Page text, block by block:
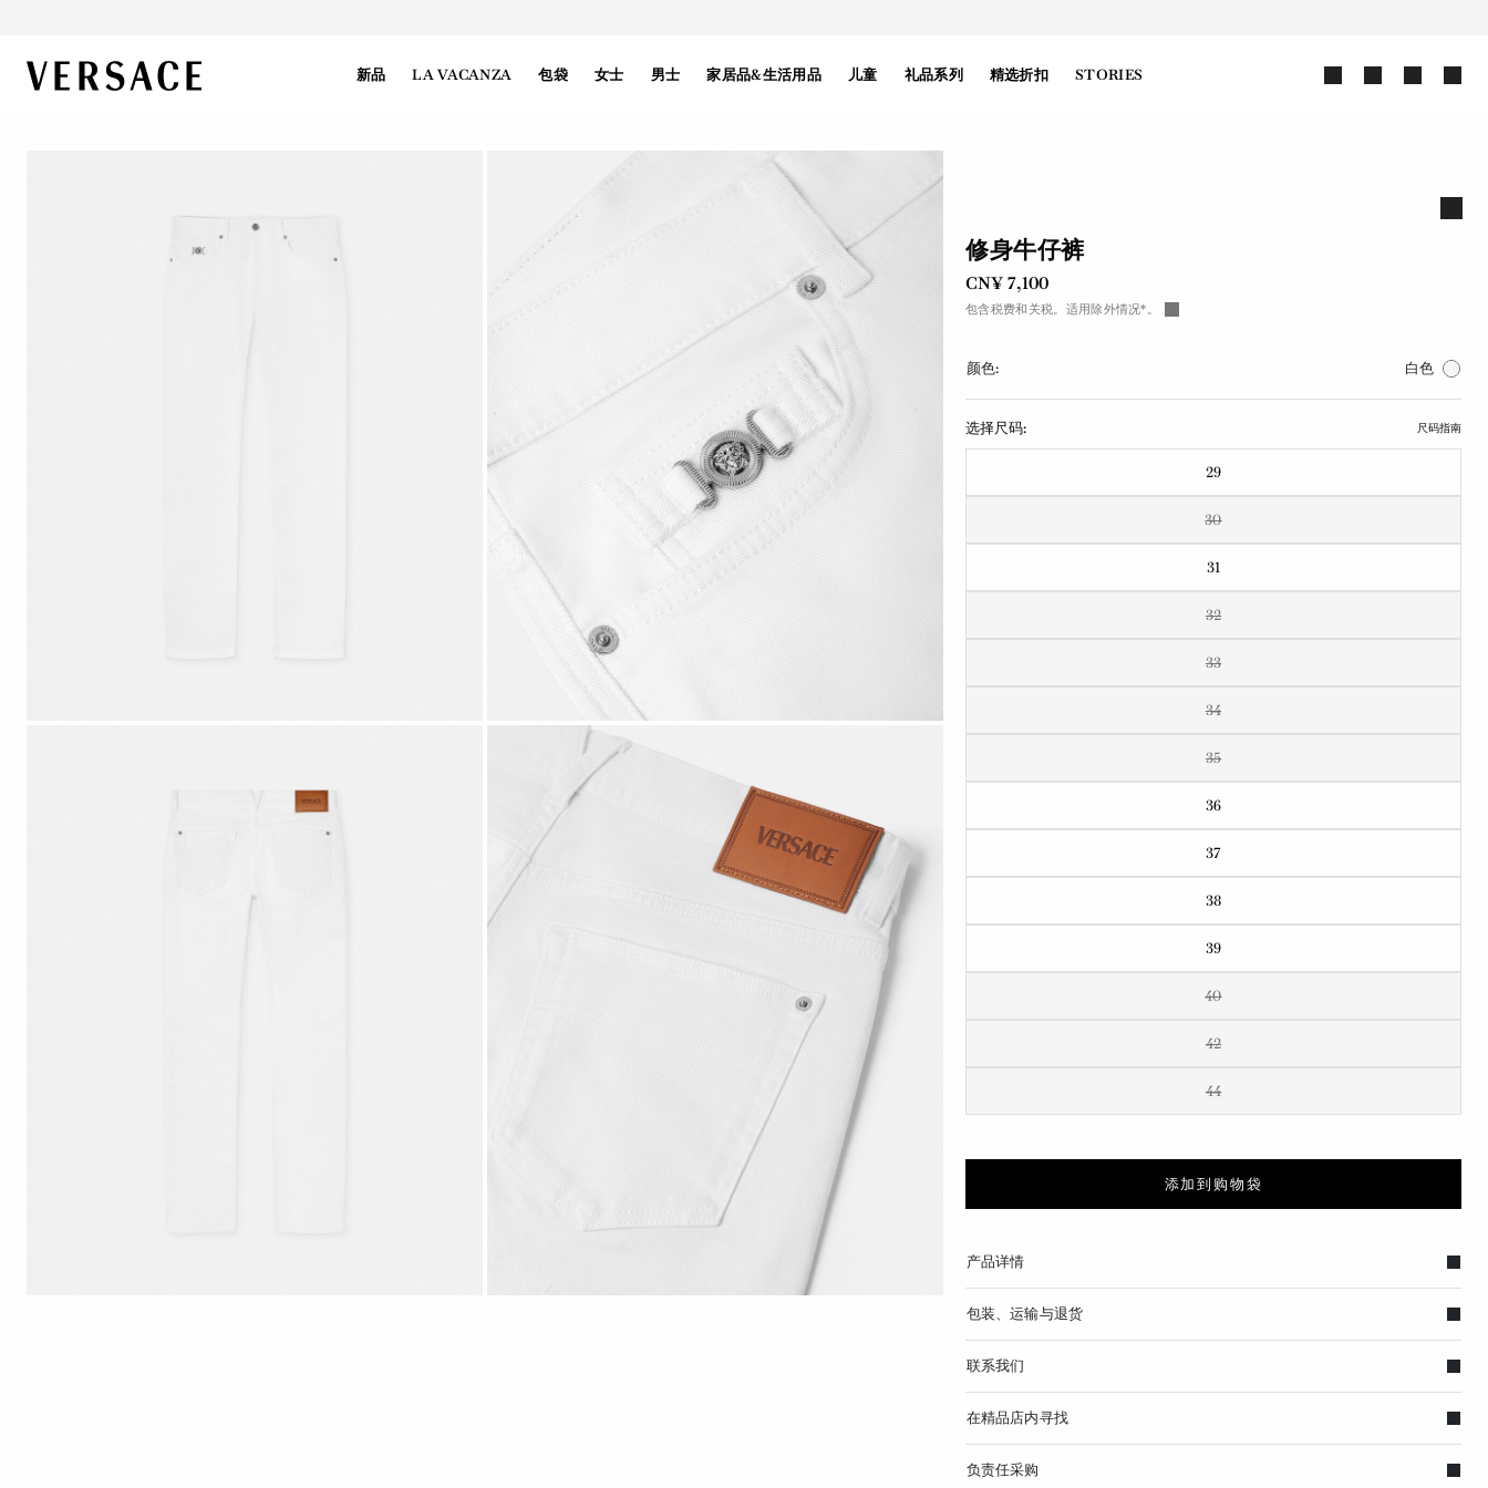
VERSACE | 主页 新品 LA VACANZA 包袋 女士 男士 家居品&生活用品 儿童 礼品系列 精选折扣 STORIES
修身牛仔裤
CN¥ 7,100
包含税费和关税。适用除外情况*。
颜色: 白色
选择尺码: 尺码指南
29
30
31
32
33
34
35
36
37
38
39
40
42
44
添加到购物袋
产品详情
包装、运输与退货
联系我们
在精品店内寻找
负责任采购